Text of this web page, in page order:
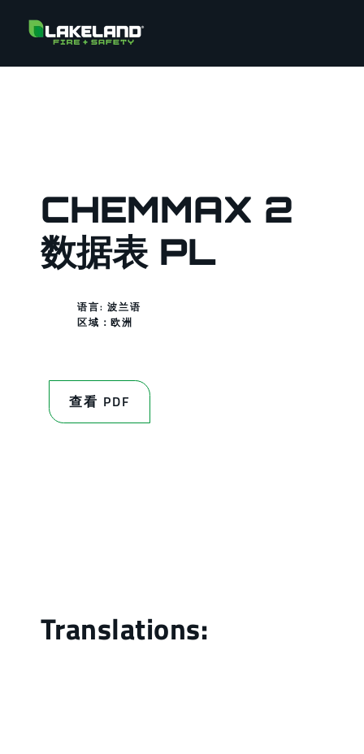
CHEMMAX 2
数据表 PL
语言: 波兰语
区域：欧洲
查看 PDF